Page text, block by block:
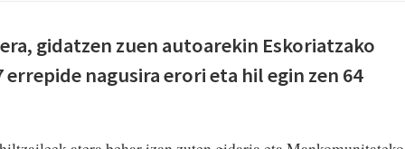
gidatzen zuen autoarekin Eskoriatzako
nagusira erori eta hil egin zen 64